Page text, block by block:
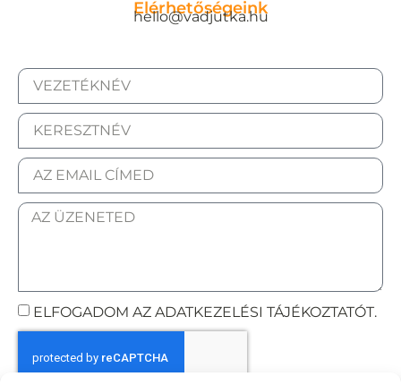
Elérhetőségeink
hello@vadjutka.hu
ELFOGADOM AZ ADATKEZELÉSI TÁJÉKOZTATÓT.